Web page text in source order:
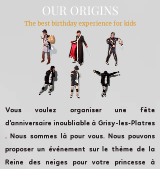
OUR ORIGINS
The best birthday experience for kids
Vous voulez organiser une fête
d'anniversaire inoubliable à Grisy-les-Platres
. Nous sommes là pour vous. Nous pouvons
proposer un événement sur le thème de la
Reine des neiges pour votre princesse à